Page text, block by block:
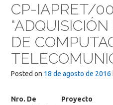
CP-IAPRET/
DE
Posted on 18 de agosto de 2016
Nro. De
Proyecto